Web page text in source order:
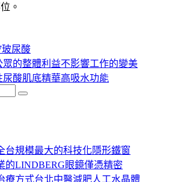
。
類
玻尿酸
眾的整體利益不影響工作的變美
尿酸肌底精華高吸水功能
台規模最大的科技化隱形鐵窗
的LINDBERG眼鏡僅憑精密
療方式台北中醫減肥人工水晶體